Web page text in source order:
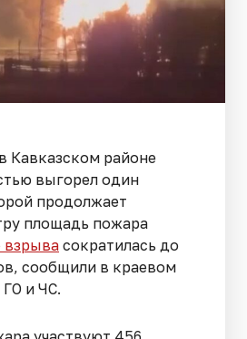
Кавказском районе
выгорел один
продолжает
площадь пожара
взрывасократилась до
сообщили в краевом
и ЧС.